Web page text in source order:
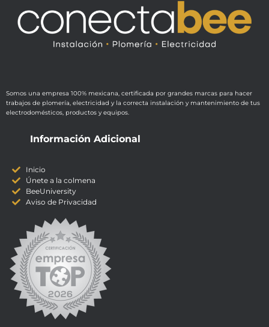
Somos una empresa 100% mexicana, certificada por grandes marcas para hacer
trabajos de plomería, electricidad y la correcta instalación y mantenimiento de tus
electrodomésticos, productos y equipos.
Información Adicional
Inicio
Únete a la colmena
BeeUniversity
Aviso de Privacidad